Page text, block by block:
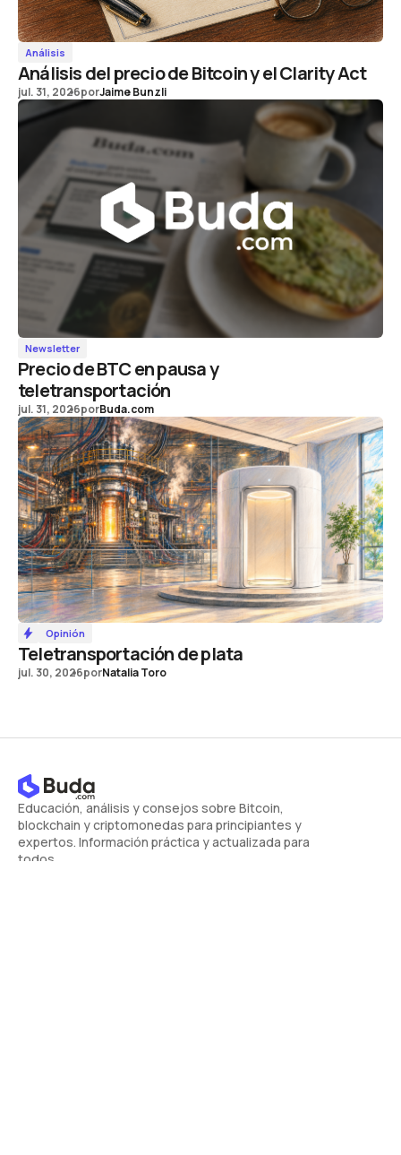
Análisis
Análisis del precio de Bitcoin y el Clarity Act
jul. 31, 2026porJaime Bunzli
Newsletter
Precio de BTC en pausa y
teletransportación
jul. 31, 2026porBuda.com
Opinión
Teletransportación de plata
jul. 30, 2026porNatalia Toro
Educación, análisis y consejos sobre Bitcoin,
blockchain y criptomonedas para principiantes y
expertos. Información práctica y actualizada para
todos.